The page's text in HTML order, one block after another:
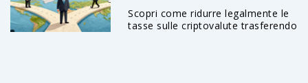
Scopri come ridurre legalmente le
tasse sulle criptovalute trasferendo